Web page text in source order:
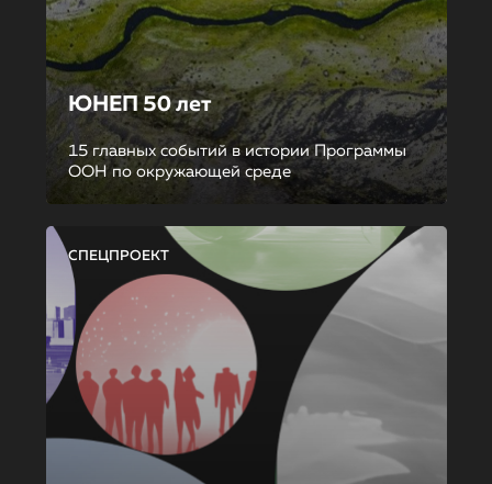
ЮНЕП 50 лет
15 главных событий в истории Программы
ООН по окружающей среде
СПЕЦПРОЕКТ